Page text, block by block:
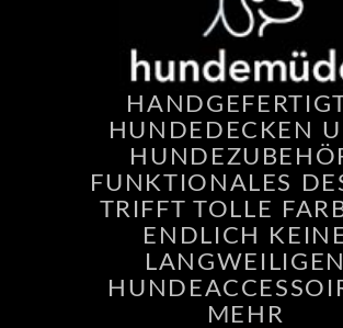
HUNDEDECKEN
FUNKTIONALES
TRIFFT TOLLE
ENDLICH
LANGWEILIGEN
MEHR